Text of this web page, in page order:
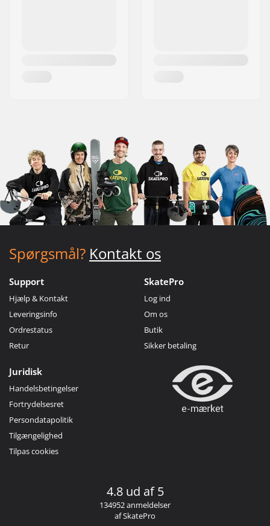
Spørgsmål? Kontakt os
Support
Hjælp & Kontakt
Leveringsinfo
Ordrestatus
Retur
SkatePro
Log ind
Om os
Butik
Sikker betaling
Juridisk
Handelsbetingelser
Fortrydelsesret
Persondatapolitik
Tilgængelighed
Tilpas cookies
4.8 ud af 5
134952 anmeldelser
af SkatePro